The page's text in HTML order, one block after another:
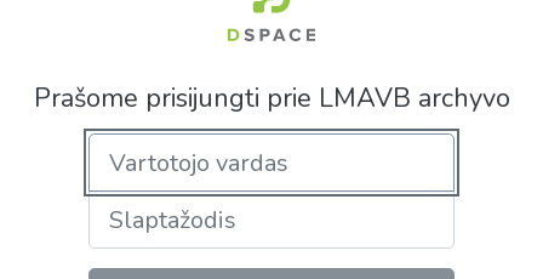
Prašome prisijungti prie LMAVB archyvo